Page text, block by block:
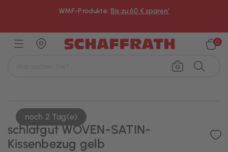
WMF-Produkte: Bis zu 60 € sparen¹
0
noch 2 Tag(e)
schlafgut WOVEN-SATIN-
Kissenbezug gelb